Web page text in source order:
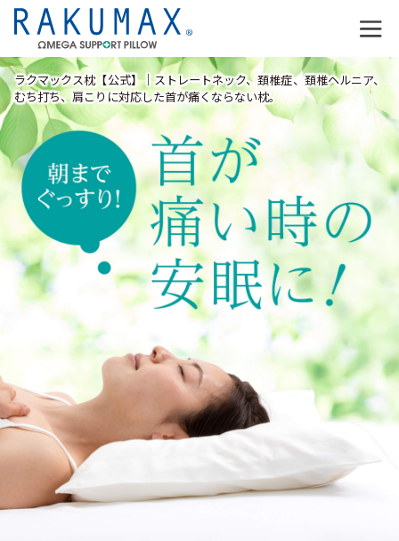
ラクマックス枕【公式】｜ストレートネック、頚椎症、頚椎ヘルニア、
むち打ち、肩こりに対応した首が痛くならない枕。